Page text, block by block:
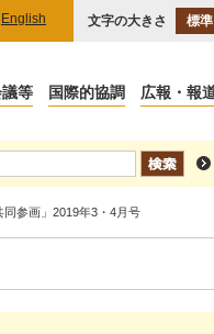
English 文字の大きさ 標準
同参画」2019年3・4月号